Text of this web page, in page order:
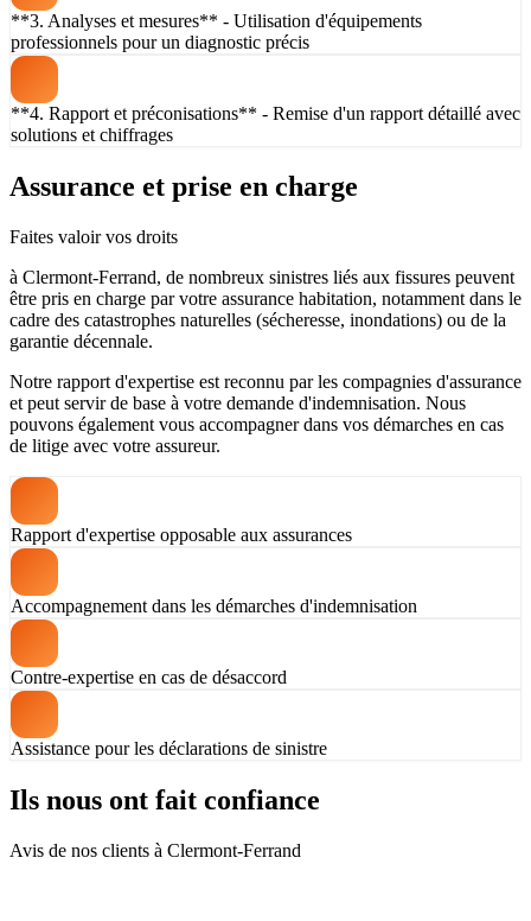
**3. Analyses et mesures** - Utilisation d'équipements
professionnels pour un diagnostic précis
**4. Rapport et préconisations** - Remise d'un rapport détaillé avec
solutions et chiffrages
Assurance et prise en charge
Faites valoir vos droits
à Clermont-Ferrand, de nombreux sinistres liés aux fissures peuvent
être pris en charge par votre assurance habitation, notamment dans le
cadre des catastrophes naturelles (sécheresse, inondations) ou de la
garantie décennale.
Notre rapport d'expertise est reconnu par les compagnies d'assurance
et peut servir de base à votre demande d'indemnisation. Nous
pouvons également vous accompagner dans vos démarches en cas
de litige avec votre assureur.
Rapport d'expertise opposable aux assurances
Accompagnement dans les démarches d'indemnisation
Contre-expertise en cas de désaccord
Assistance pour les déclarations de sinistre
Ils nous ont fait confiance
Avis de nos clients à Clermont-Ferrand